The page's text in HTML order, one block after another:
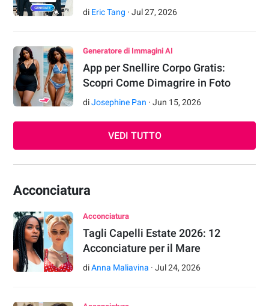
di Eric Tang ·Jul 27,2026
Generatore di Immagini AI
App per Snellire Corpo Gratis:
Scopri Come Dimagrire in Foto
diJosephine Pan ·Jun 15,2026
VEDI TUTTO
Acconciatura
Acconciatura
Tagli Capelli Estate 2026: 12
Acconciature per il Mare
diAnna Maliavina ·Jul 24,2026